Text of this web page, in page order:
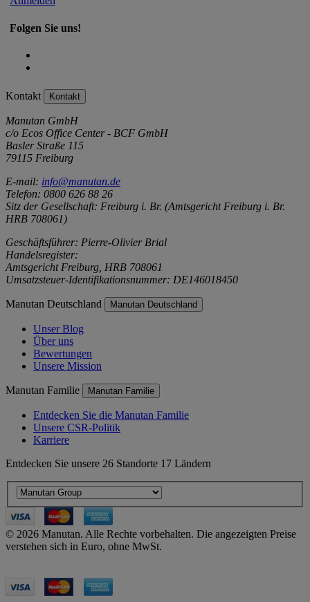
Folgen Sie uns!
Kontakt Kontakt
Manutan GmbH
c/o Ecos Office Center - BCF GmbH
Basler Straße 115
79115 Freiburg
E-mail: info@manutan.de
Telefon: 0800 626 88 26
Sitz der Gesellschaft: Freiburg i. Br. (Amtsgericht Freiburg i. Br.
HRB 708061)
Geschäftsführer: Pierre-Olivier Brial
Handelsregister:
Amtsgericht Freiburg, HRB 708061
Umsatzsteuer-Identifikationsnummer: DE146018450
Manutan Deutschland Manutan Deutschland
Unser Blog
Über uns
Bewertungen
Unsere Mission
Manutan Familie Manutan Familie
Entdecken Sie die Manutan Familie
Unsere CSR-Politik
Karriere
Entdecken Sie unsere 26 Standorte 17 Ländern
© 2026 Manutan. Alle Rechte vorbehalten. Die angezeigten Preise
verstehen sich in Euro, ohne MwSt.